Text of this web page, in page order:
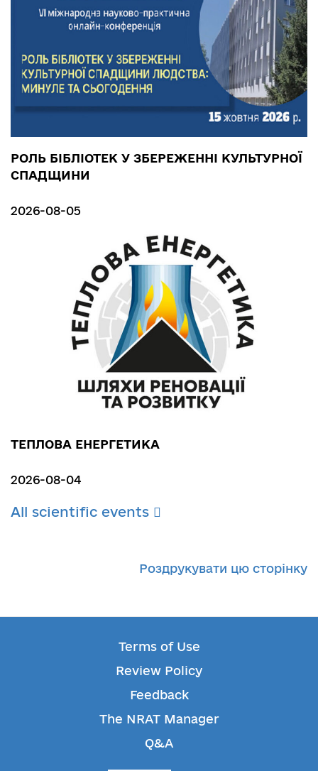
РОЛЬ БІБЛІОТЕК У ЗБЕРЕЖЕННІ КУЛЬТУРНОЇ
СПАДЩИНИ
2026-08-05
ТЕПЛОВА ЕНЕРГЕТИКА
2026-08-04
All scientific events
Роздрукувати цю сторінку
Terms of Use
Review Policy
Feedback
The NRAT Manager
Q&A